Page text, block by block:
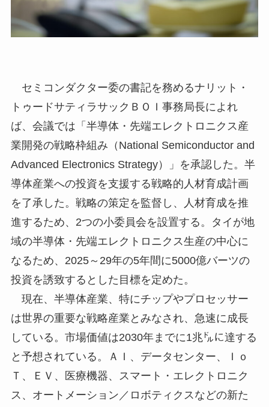
セミコンダクター委の書記を務めるナリット・
トゥードサティラサックＢＯＩ事務局長によれ
ば、会議では「半導体・先端エレクトロニクス産
業開発の戦略枠組み（National Semiconductor and
Advanced Electronics Strategy）」を承認した。半
導体産業への投資を支援する戦略的人材育成計画
を了承した。戦略の策定を監督し、人材育成を推
進するため、2つの小委員会を設置する。タイが地
域の半導体・先端エレクトロニクス生産の中心に
なるため、2025～29年の5年間に5000億バーツの
投資を誘致するとした目標を定めた。
現在、半導体産業、特にチップやプロセッサー
は世界の重要な戦略産業とみなされ、急速に成長
している。市場価値は2030年までに1兆㌦に達する
と予想されている。ＡＩ、データセンター、Ｉｏ
Ｔ、ＥＶ、医療機器、スマート・エレクトロニク
ス、オートメーション／ロボティクスなどの新た